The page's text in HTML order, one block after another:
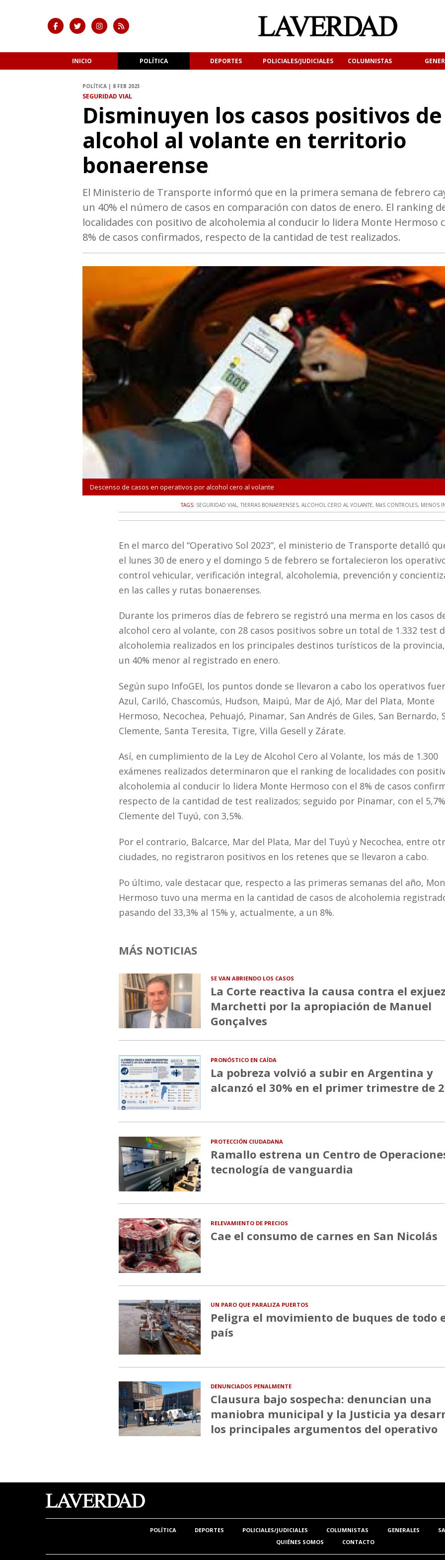
INICIO POLÍTICA DEPORTES POLICIALES/JUDICIALES COLUMNISTAS
POLÍTICA | 8 FEB 2023
SEGURIDAD VIAL
Disminuyen los casos positivos de
alcohol al volante en territorio
bonaerense
El Ministerio de Transporte informó que en la primera semana de febrero
un 40% el número de casos en comparación con datos de enero. El ranking
localidades con positivo de alcoholemia al conducir lo lidera Monte Hermoso
8% de casos confirmados, respecto de la cantidad de test realizados.
Descenso de casos en operativos por alcohol cero al volante
TAGS: SEGURIDAD VIAL,TIERRAS BONAERENSES,ALCOHOL CERO AL VOLANTE, MáS CONTROLES, MENOS
En el marco del “Operativo Sol 2023”, el ministerio de Transporte detalló
el lunes 30 de enero y el domingo 5 de febrero se fortalecieron los
control vehicular, verificación integral, alcoholemia, prevención y
en las calles y rutas bonaerenses.
Durante los primeros días de febrero se registró una merma en los casos
alcohol cero al volante, con 28 casos positivos sobre un total de 1.332 test
alcoholemia realizados en los principales destinos turísticos de la
un 40% menor al registrado en enero.
Según supo InfoGEI, los puntos donde se llevaron a cabo los operativos
Azul, Cariló, Chascomús, Hudson, Maipú, Mar de Ajó, Mar del Plata, Monte
Hermoso, Necochea, Pehuajó, Pinamar, San Andrés de Giles, San Bernardo,
Clemente, Santa Teresita, Tigre, Villa Gesell y Zárate.
Así, en cumplimiento de la Ley de Alcohol Cero al Volante, los más de 1.300
exámenes realizados determinaron que el ranking de localidades con
alcoholemia al conducir lo lidera Monte Hermoso con el 8% de casos
respecto de la cantidad de test realizados; seguido por Pinamar, con el
Clemente del Tuyú, con 3,5%.
Por el contrario, Balcarce, Mar del Plata, Mar del Tuyú y Necochea, entre
ciudades, no registraron positivos en los retenes que se llevaron a cabo.
Po último, vale destacar que, respecto a las primeras semanas del año,
Hermoso tuvo una merma en la cantidad de casos de alcoholemia
pasando del 33,3% al 15% y, actualmente, a un 8%.
MÁS NOTICIAS
SE VAN ABRIENDO LOS CASOS
La Corte reactiva la causa contra el exjuez
Marchetti por la apropiación de Manuel
Gonçalves
PRONÓSTICO EN CAÍDA
La pobreza volvió a subir en Argentina y
alcanzó el 30% en el primer trimestre de
PROTECCIÓN CIUDADANA
Ramallo estrena un Centro de
tecnología de vanguardia
RELEVAMIENTO DE PRECIOS
Cae el consumo de carnes en San Nicolás
UN PARO QUE PARALIZA PUERTOS
Peligra el movimiento de buques de todo
país
DENUNCIADOS PENALMENTE
Clausura bajo sospecha: denuncian una
maniobra municipal y la Justicia ya
los principales argumentos del operativo
POLÍTICA DEPORTES POLICIALES/JUDICIALES COLUMNISTAS GENERALES
QUIÉNES SOMOS
CONTACTO